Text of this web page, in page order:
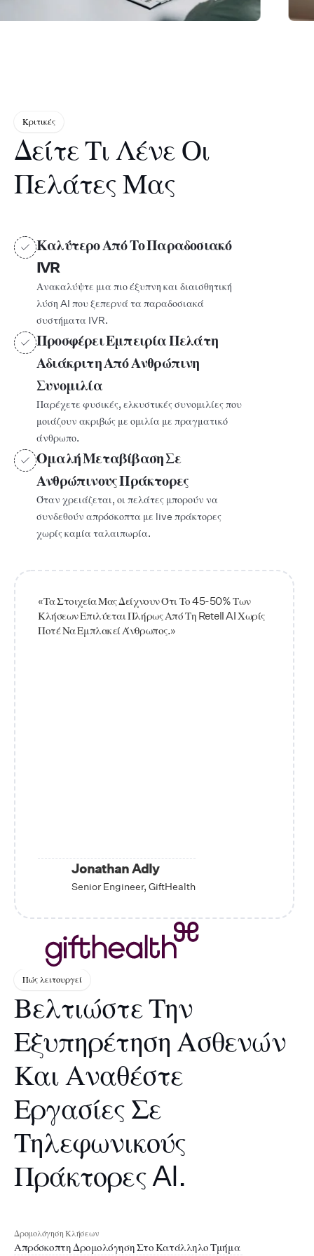
Κριτικές
Δείτε Τι Λένε Οι
Πελάτες Μας
Καλύτερο Από Το Παραδοσιακό
IVR
Ανακαλύψτε μια πιο έξυπνη και διαισθητική
λύση AI που ξεπερνά τα παραδοσιακά
συστήματα IVR.
Προσφέρει Εμπειρία Πελάτη
Αδιάκριτη Από Ανθρώπινη
Συνομιλία
Παρέχετε φυσικές, ελκυστικές συνομιλίες που
μοιάζουν ακριβώς με ομιλία με πραγματικό
άνθρωπο.
Ομαλή Μεταβίβαση Σε
Ανθρώπινους Πράκτορες
Όταν χρειάζεται, οι πελάτες μπορούν να
συνδεθούν απρόσκοπτα με live πράκτορες
χωρίς καμία ταλαιπωρία.
«Τα Στοιχεία Μας Δείχνουν Ότι Το 45-50% Των
Κλήσεων Επιλύεται Πλήρως Από Τη Retell AI Χωρίς
Ποτέ Να Εμπλακεί Άνθρωπος.»
Jonathan Adly
Senior Engineer, GiftHealth
Πώς λειτουργεί
Βελτιώστε Την
Εξυπηρέτηση Ασθενών
Και Αναθέστε
Εργασίες Σε
Τηλεφωνικούς
Πράκτορες AI.
Δρομολόγηση Κλήσεων
Απρόσκοπτη Δρομολόγηση Στο Κατάλληλο Τμήμα